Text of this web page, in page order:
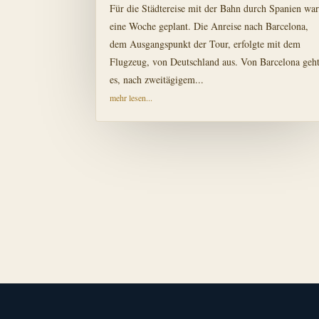
Für die Städtereise mit der Bahn durch Spanien war
eine Woche geplant. Die Anreise nach Barcelona,
dem Ausgangspunkt der Tour, erfolgte mit dem
Flugzeug, von Deutschland aus. Von Barcelona
es, nach zweitägigem...
mehr lesen...